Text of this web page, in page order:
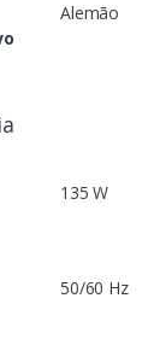
Alemão
135 W
50/60 Hz